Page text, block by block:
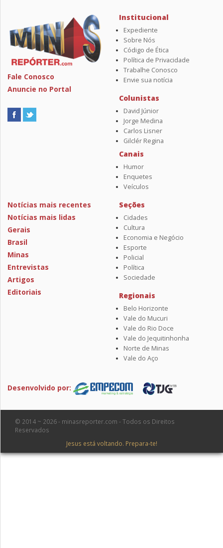
Fale Conosco
Anuncie no Portal
Institucional
Expediente
Sobre Nós
Código de Ética
Política de Privacidade
Trabalhe Conosco
Envie sua notícia
Colunistas
David Júnior
Jorge Medina
Carlos Lisner
Gilclér Regina
Canais
Humor
Enquetes
Veículos
Notícias mais recentes
Notícias mais lidas
Gerais
Brasil
Minas
Entrevistas
Artigos
Editoriais
Seções
Cidades
Cultura
Economia e Negócio
Esporte
Policial
Política
Sociedade
Regionais
Belo Horizonte
Vale do Mucuri
Vale do Rio Doce
Vale do Jequitinhonha
Norte de Minas
Vale do Aço
Desenvolvido por:
© 2014 ~ 2026 - minasreporter.com - Todos os Direitos
Reservados
Jesus está voltando. Prepara-te!